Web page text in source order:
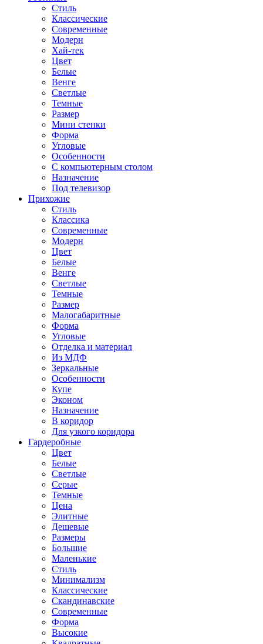
Стиль
Классические
Современные
Модерн
Хай-тек
Цвет
Белые
Венге
Светлые
Темные
Размер
Мини стенки
Форма
Угловые
Особенности
С компьютерным столом
Назначение
Под телевизор
Прихожие
Стиль
Классика
Современные
Модерн
Цвет
Белые
Венге
Светлые
Темные
Размер
Малогабаритные
Форма
Угловые
Отделка и материал
Из МДФ
Зеркальные
Особенности
Купе
Эконом
Назначение
В коридор
Для узкого коридора
Гардеробные
Цвет
Белые
Светлые
Серые
Темные
Цена
Элитные
Дешевые
Размеры
Большие
Маленькие
Стиль
Минимализм
Классические
Скандинавские
Современные
Форма
Высокие